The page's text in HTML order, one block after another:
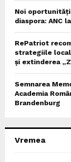
Noi
diaspora: ANC
RePatriot
strategiile
și extinderea
Semnarea
Academia
Brandenburg
Vremea